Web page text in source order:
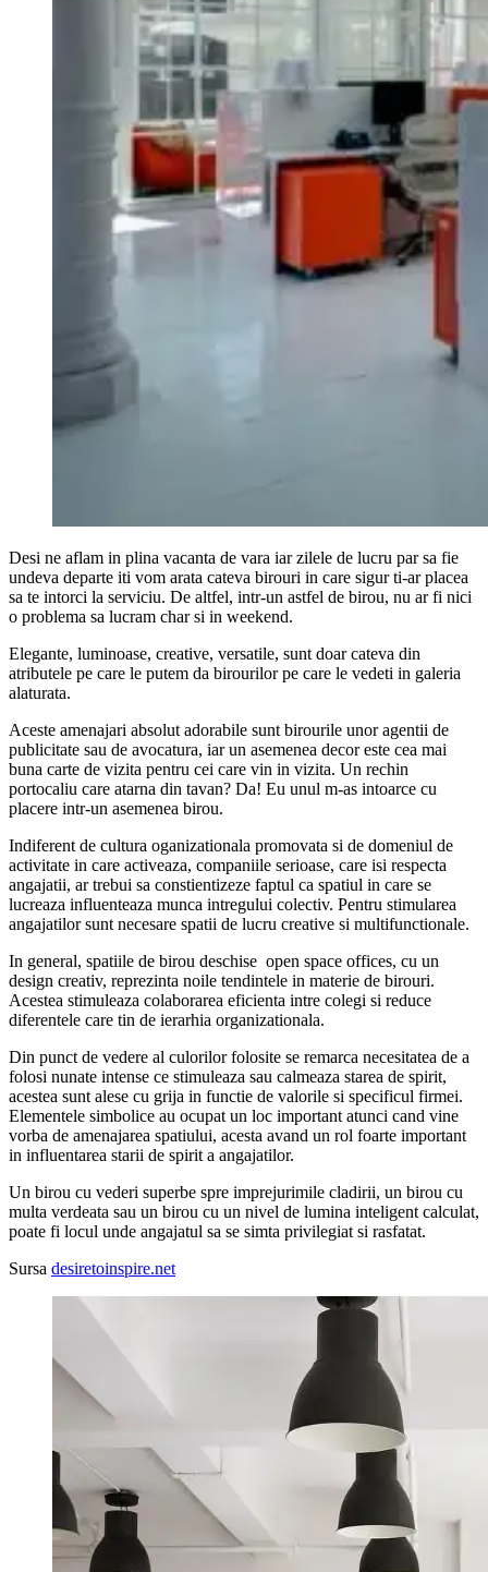
Desi ne aflam in plina vacanta de vara iar zilele de lucru par sa fie
undeva departe iti vom arata cateva birouri in care sigur ti-ar placea
sa te intorci la serviciu. De altfel, intr-un astfel de birou, nu ar fi nici
o problema sa lucram char si in weekend.
Elegante, luminoase, creative, versatile, sunt doar cateva din
atributele pe care le putem da birourilor pe care le vedeti in galeria
alaturata.
Aceste amenajari absolut adorabile sunt birourile unor agentii de
publicitate sau de avocatura, iar un asemenea decor este cea mai
buna carte de vizita pentru cei care vin in vizita. Un rechin
portocaliu care atarna din tavan? Da! Eu unul m-as intoarce cu
placere intr-un asemenea birou.
Indiferent de cultura oganizationala promovata si de domeniul de
activitate in care activeaza, companiile serioase, care isi respecta
angajatii, ar trebui sa constientizeze faptul ca spatiul in care se
lucreaza influenteaza munca intregului colectiv. Pentru stimularea
angajatilor sunt necesare spatii de lucru creative si multifunctionale.
In general, spatiile de birou deschise open space offices, cu un
design creativ, reprezinta noile tendintele in materie de birouri.
Acestea stimuleaza colaborarea eficienta intre colegi si reduce
diferentele care tin de ierarhia organizationala.
Din punct de vedere al culorilor folosite se remarca necesitatea de a
folosi nunate intense ce stimuleaza sau calmeaza starea de spirit,
acestea sunt alese cu grija in functie de valorile si specificul firmei.
Elementele simbolice au ocupat un loc important atunci cand vine
vorba de amenajarea spatiului, acesta avand un rol foarte important
in influentarea starii de spirit a angajatilor.
Un birou cu vederi superbe spre imprejurimile cladirii, un birou cu
multa verdeata sau un birou cu un nivel de lumina inteligent calculat,
poate fi locul unde angajatul sa se simta privilegiat si rasfatat.
Sursa desiretoinspire.net